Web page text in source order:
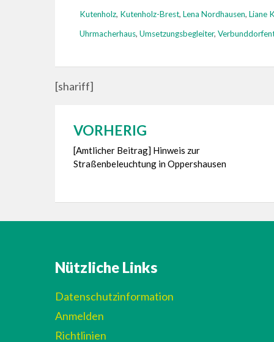
Kutenholz, Kutenholz-Brest, Lena Nordhausen, Liane
Uhrmacherhaus, Umsetzungsbegleiter,
[shariff]
Beitragsnavigation
VORHERIG
[Amtlicher Beitrag] Hinweis zur
Straßenbeleuchtung in Oppershausen
Nützliche Links
Datenschutzinformation
Anmelden
Richtlinien